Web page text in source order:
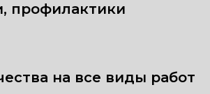
профилактики
на все виды работ